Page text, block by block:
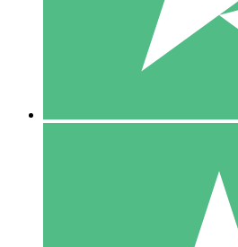
10 00
10 Téléchargements
20 00